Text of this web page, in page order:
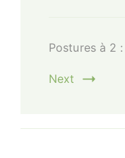
Postures à 2
Next